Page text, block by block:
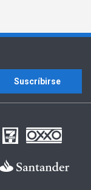
Suscríbirse